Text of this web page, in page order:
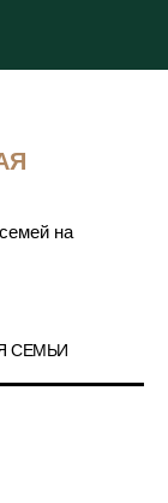
на
СЕМЬИ